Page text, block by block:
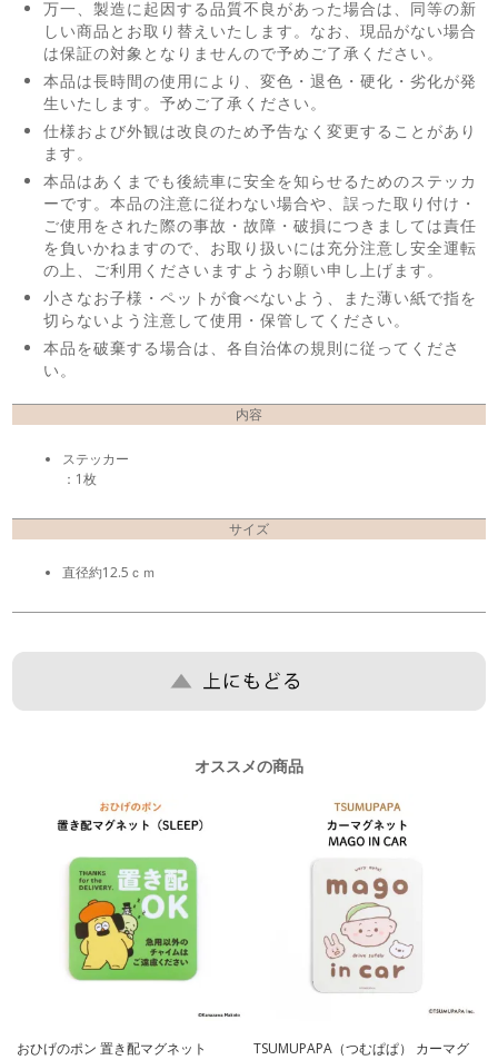
万一、製造に起因する品質不良があった場合は、同等の新
しい商品とお取り替えいたします。なお、現品がない場合
は保証の対象となりませんので予めご了承ください。
本品は長時間の使用により、変色・退色・硬化・劣化が発
生いたします。予めご了承ください。
仕様および外観は改良のため予告なく変更することがあり
ます。
本品はあくまでも後続車に安全を知らせるためのステッカ
ーです。本品の注意に従わない場合や、誤った取り付け・
ご使用をされた際の事故・故障・破損につきましては責任
を負いかねますので、お取り扱いには充分注意し安全運転
の上、ご利用くださいますようお願い申し上げます。
小さなお子様・ペットが食べないよう、また薄い紙で指を
切らないよう注意して使用・保管してください。
本品を破棄する場合は、各自治体の規則に従ってくださ
い。
内容
ステッカー
：1枚
サイズ
直径約12.5ｃｍ
オススメの商品
おひげのポン 置き配マグネット
TSUMUPAPA（つむぱぱ） カーマグ